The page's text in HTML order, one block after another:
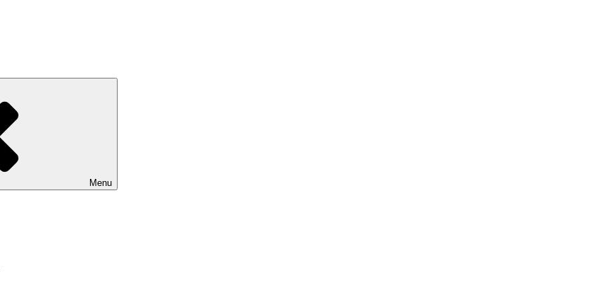
Menu